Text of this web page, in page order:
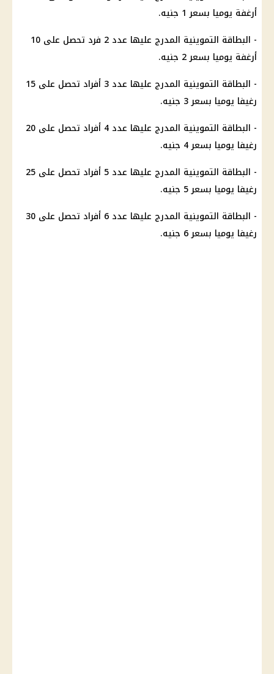
أرغفة يوميا بسعر 1 جنيه.
- البطاقة التموينية المدرج عليها عدد 2 فرد تحصل على 10
أرغفة يوميا بسعر 2 جنيه.
- البطاقة التموينية المدرج عليها عدد 3 أفراد تحصل على 15
رغيفا يوميا بسعر 3 جنيه.
- البطاقة التموينية المدرج عليها عدد 4 أفراد تحصل على 20
رغيفا يوميا بسعر 4 جنيه.
- البطاقة التموينية المدرج عليها عدد 5 أفراد تحصل على 25
رغيفا يوميا بسعر 5 جنيه.
- البطاقة التموينية المدرج عليها عدد 6 أفراد تحصل على 30
رغيفا يوميا بسعر 6 جنيه.